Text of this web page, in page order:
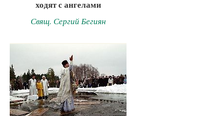
ходят с ангелами
Свящ. Сергий Бегиян